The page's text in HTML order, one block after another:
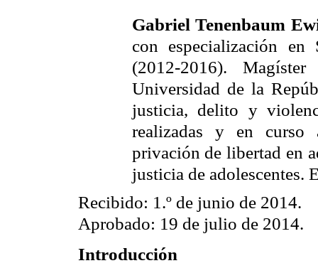
Gabriel Tenenbaum
con especialización
(2012-2016).
Universidad de la
justicia, delito y
realizadas y en curso
privación de libertad en
justicia de adolescentes.
Recibido: 1.º de junio de 2014.
Aprobado: 19 de julio de 2014.
Introducción